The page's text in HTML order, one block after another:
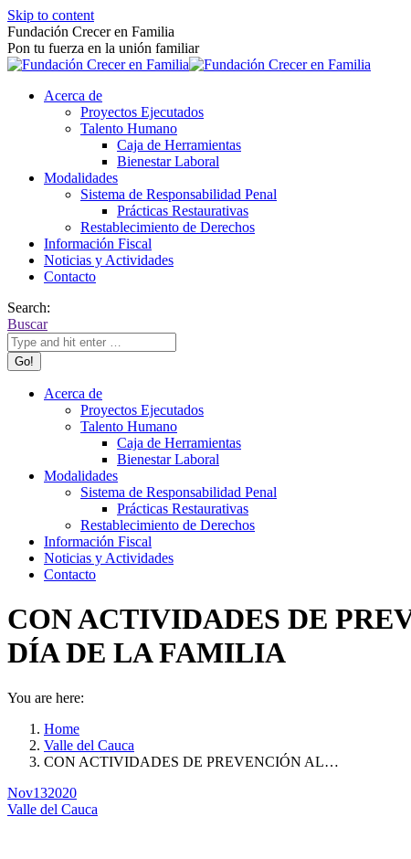
Skip to content
Fundación Crecer en Familia
Pon tu fuerza en la unión familiar
Acerca de
Proyectos Ejecutados
Talento Humano
Caja de Herramientas
Bienestar Laboral
Modalidades
Sistema de Responsabilidad Penal
Prácticas Restaurativas
Restablecimiento de Derechos
Información Fiscal
Noticias y Actividades
Contacto
Search:
Buscar
Acerca de
Proyectos Ejecutados
Talento Humano
Caja de Herramientas
Bienestar Laboral
Modalidades
Sistema de Responsabilidad Penal
Prácticas Restaurativas
Restablecimiento de Derechos
Información Fiscal
Noticias y Actividades
Contacto
CON ACTIVIDADES DE
DÍA DE LA FAMILIA
You are here:
Home
Valle del Cauca
CON ACTIVIDADES DE PREVENCIÓN AL…
Nov132020
Valle del Cauca